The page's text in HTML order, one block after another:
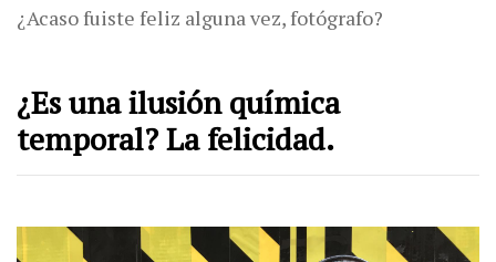
¿Acaso fuiste feliz alguna vez, fotógrafo?
¿Es una ilusión química
temporal? La felicidad.